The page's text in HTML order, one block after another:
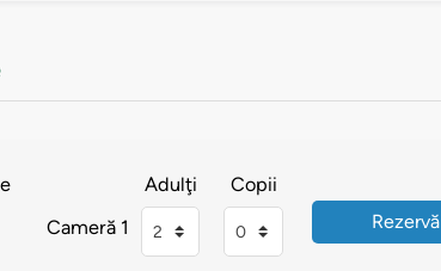
Cameră 1
Adulţi Copii